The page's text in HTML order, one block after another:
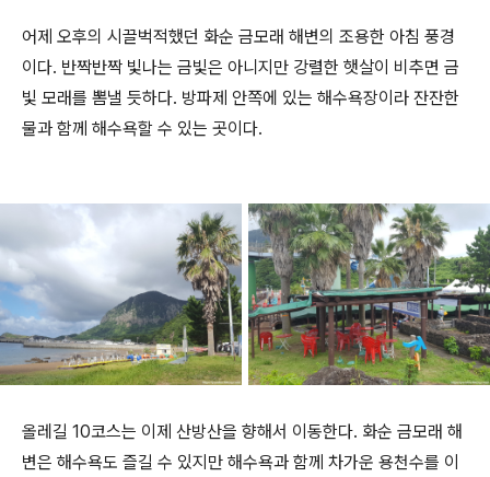
어제 오후의 시끌벅적했던 화순 금모래 해변의 조용한 아침 풍경
이다. 반짝반짝 빛나는 금빛은 아니지만 강렬한 햇살이 비추면 금
빛 모래를 뽐낼 듯하다. 방파제 안쪽에 있는 해수욕장이라 잔잔한
물과 함께 해수욕할 수 있는 곳이다.
올레길 10코스는 이제 산방산을 향해서 이동한다. 화순 금모래 해
변은 해수욕도 즐길 수 있지만 해수욕과 함께 차가운 용천수를 이